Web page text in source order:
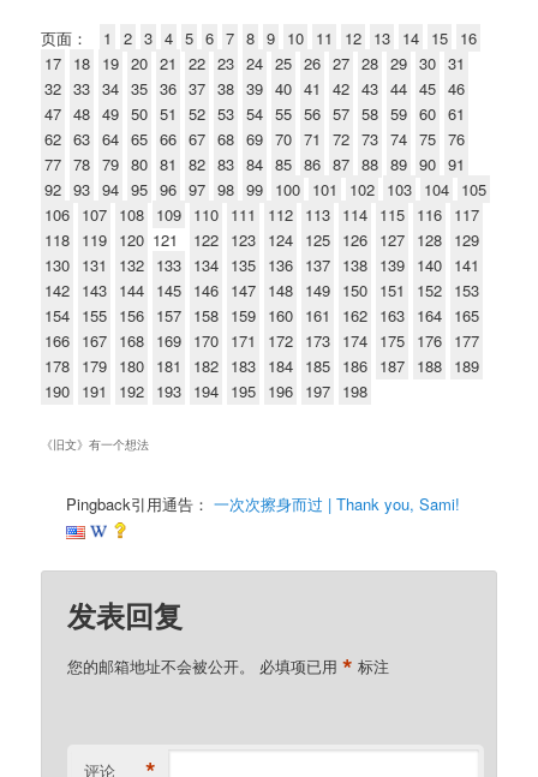
页面： 1 2 3 4 5 6 7 8 9 10 11 12 13 14 15 16
17 18 19 20 21 22 23 24 25 26 27 28 29 30 31
32 33 34 35 36 37 38 39 40 41 42 43 44 45 46
47 48 49 50 51 52 53 54 55 56 57 58 59 60 61
62 63 64 65 66 67 68 69 70 71 72 73 74 75 76
77 78 79 80 81 82 83 84 85 86 87 88 89 90 91
92 93 94 95 96 97 98 99 100 101 102 103 104 105
106 107 108 109 110 111 112 113 114 115 116 117
118 119 120 121 122 123 124 125 126 127 128 129
130 131 132 133 134 135 136 137 138 139 140 141
142 143 144 145 146 147 148 149 150 151 152 153
154 155 156 157 158 159 160 161 162 163 164 165
166 167 168 169 170 171 172 173 174 175 176 177
178 179 180 181 182 183 184 185 186 187 188 189
190 191 192 193 194 195 196 197 198
《旧文》有一个想法
Pingback引用通告：一次次擦身而过 | Thank you, Sami!
发表回复
您的邮箱地址不会被公开。 必填项已用* 标注
评论